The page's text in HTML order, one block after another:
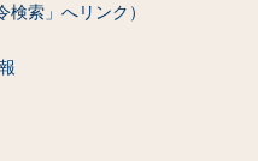
索」へリンク）